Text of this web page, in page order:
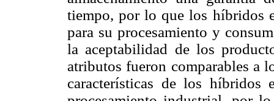
tiempo, por lo que los híbridos
para su procesamiento y
la aceptabilidad de los
atributos fueron comparables a
características de los híbridos